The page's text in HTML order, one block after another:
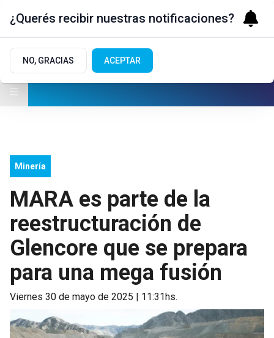
Minería
MARA es parte de la
reestructuración de
Glencore que se prepara
para una mega fusión
viernes 30 de mayo de 2025 | 11:31hs.
¿Querés recibir nuestras notificaciones?
NO, GRACIAS ACEPTAR